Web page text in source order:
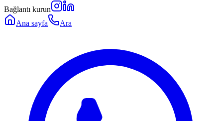
Bağlantı kurun
Ana sayfa
Ara